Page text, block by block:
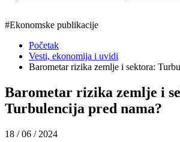
#Ekonomske publikacije
Početak
Vesti, ekonomija i uvidi
Barometar rizika zemlje i sektora:
Barometar rizika zemlje i
Turbulencija pred nama?
18 / 06 / 2024